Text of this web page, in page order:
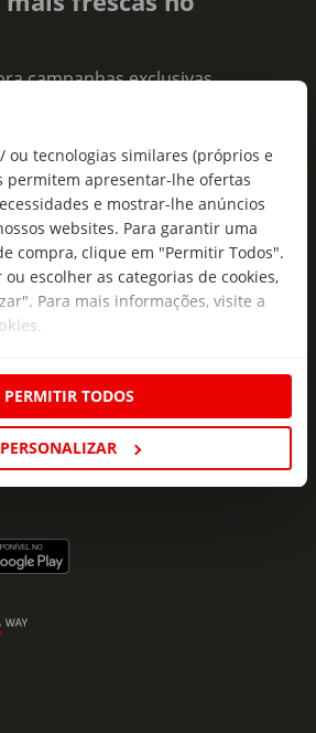
ou tecnologias similares (próprios e
permitem apresentar-lhe ofertas
e mostrar-lhe anúncios
websites. Para garantir uma
compra, clique em "Permitir Todos".
escolher as categorias de cookies,
Para mais informações, visite a
.
PERMITIR TODOS
PERSONALIZAR
campanhas exclusivas,
Subscrever
fixa nacional)